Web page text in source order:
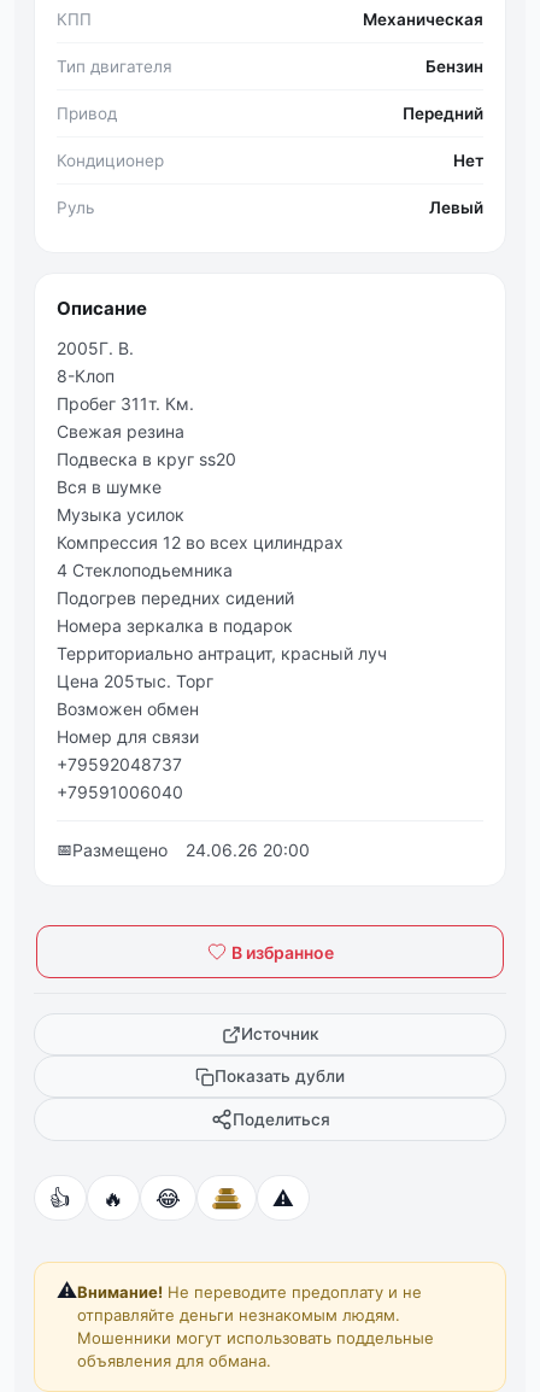
КПП Механическая
Тип двигателя Бензин
Привод Передний
Кондиционер Нет
Руль Левый
Описание
2005Г. В.
8-Клоп
Пробег 311т. Км.
Свежая резина
Подвеска в круг ss20
Вся в шумке
Музыка усилок
Компрессия 12 во всех цилиндрах
4 Стеклоподьемника
Подогрев передних сидений
Номера зеркалка в подарок
Территориально антрацит, красный луч
Цена 205тыс. Торг
Возможен обмен
Номер для связи
+79592048737
+79591006040
📅Размещено 24.06.26 20:00
В избранное
Источник
Показать дубли
Поделиться
👍 🔥 😂 ⚠️
⚠️Внимание! Не переводите предоплату и не
отправляйте деньги незнакомым людям.
Мошенники могут использовать поддельные
объявления для обмана.